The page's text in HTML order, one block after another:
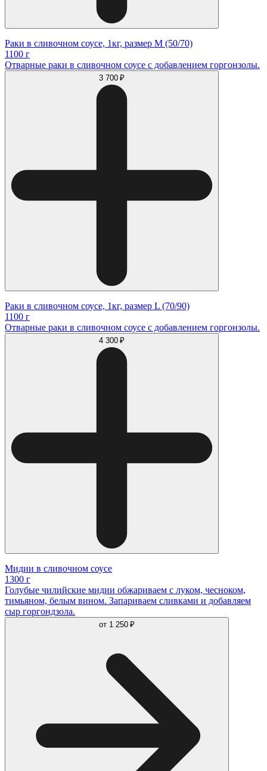
Раки в сливочном соусе, 1кг, размер M (50/70)
1100 г
Отварные раки в сливочном соусе с добавлением горгонзолы.
3 700 ₽
Раки в сливочном соусе, 1кг, размер L (70/90)
1100 г
Отварные раки в сливочном соусе с добавлением горгонзолы.
4 300 ₽
Мидии в сливочном соусе
1300 г
Голубые чилийские мидии обжариваем с луком, чесноком,
тимьяном, белым вином. Запариваем сливками и добавляем
сыр горгондзола.
от 1 250 ₽